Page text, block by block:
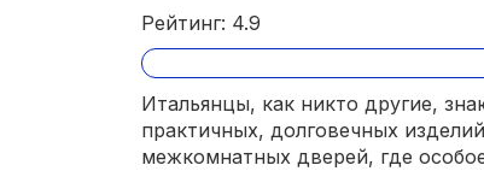
Рейтинг: 4.9
Итальянцы, как никто другие,
практичных, долговечных
межкомнатных дверей, где